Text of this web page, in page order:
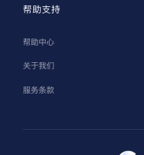
帮助支持
帮助中心
关于我们
服务条款